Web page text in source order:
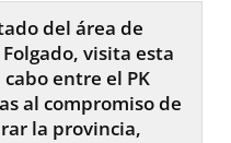
del área de
visita esta
entre el PK
al compromiso de
la provincia,